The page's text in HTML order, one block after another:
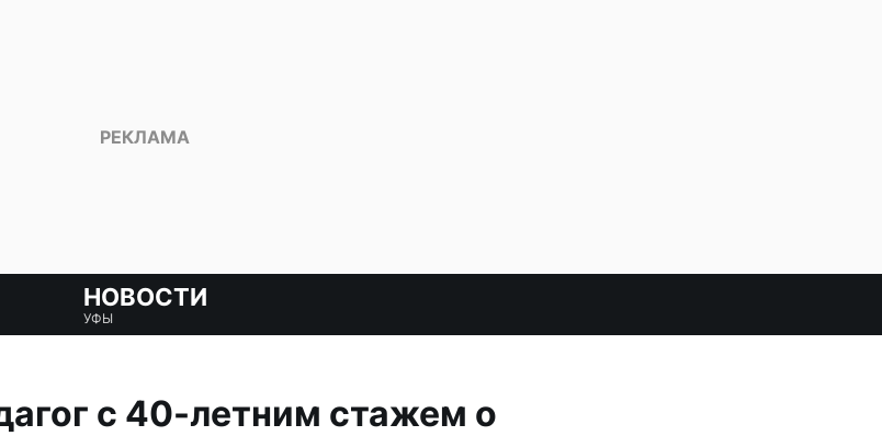
НОВОСТИ
УФЫ
с 40-летним стажем о